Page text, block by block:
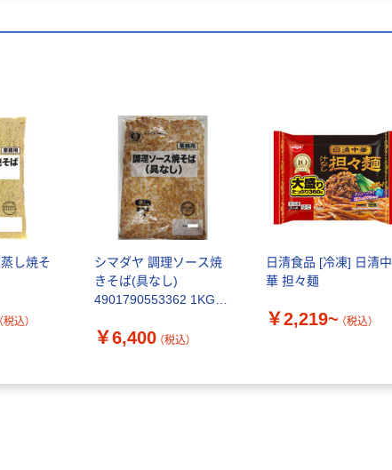
し焼そ
（税込）
シマダヤ 調理ソース焼
きそば(具なし)
4901790553362 1KG×5
￥6,400 （税込）
日清食品 [冷凍] 日清中
華 担々麺
￥2,219~ （税込）